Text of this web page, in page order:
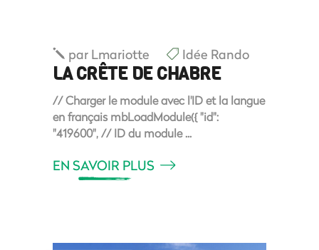
par Lmariotte Idée Rando
LA CRÊTE DE CHABRE
// Charger le module avec l'ID et la langue
en français mbLoadModule({ "id":
"419600", // ID du module
EN SAVOIR PLUS